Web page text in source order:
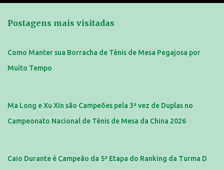
Postagens mais visitadas
Como Manter sua Borracha de Tênis de Mesa Pegajosa por
Muito Tempo
Ma Long e Xu Xin são Campeões pela 3ª vez de Duplas no
Campeonato Nacional de Tênis de Mesa da China 2026
Caio Durante é Campeão da 5ª Etapa do Ranking da Turma D